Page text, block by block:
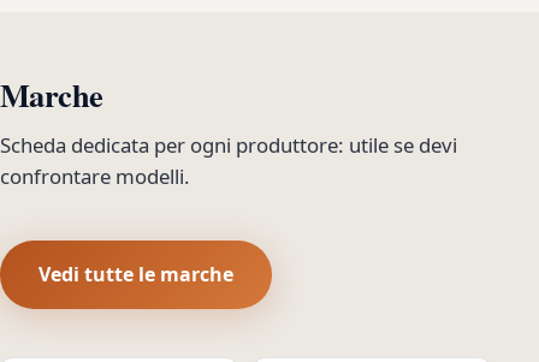
Marche
Scheda dedicata per ogni produttore: utile se devi
confrontare modelli.
Vedi tutte le marche